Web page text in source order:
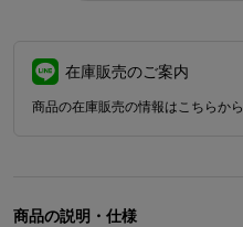
在庫販売のご案内
商品の在庫販売の情報はこちらから
商品の説明・仕様